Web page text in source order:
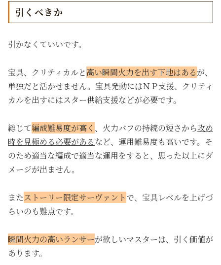
引くべきか
引かなくていいです。
宝具、クリティカルと高い瞬間火力を出す下地はあるが、
単独だと活かせません。宝具発動にはＮＰ支援、クリティ
カルを出すにはスター供給支援などが必要です。
総じて編成難易度が高く 、火力バフの持続の短さから攻め
時を見極める必要があるなど、運用難易度も高いです。そ
のため適当な編成で適当な運用をすると、思った以上にダ
メージが出ません。
またストーリー限定サーヴァントで、宝具レベルを上げづ
らいのも難点です。
瞬間火力の高いランサーが欲しいマスターは、引く価値が
あります。